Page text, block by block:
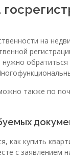
на
обратиться
также по
как купить
с заявлением